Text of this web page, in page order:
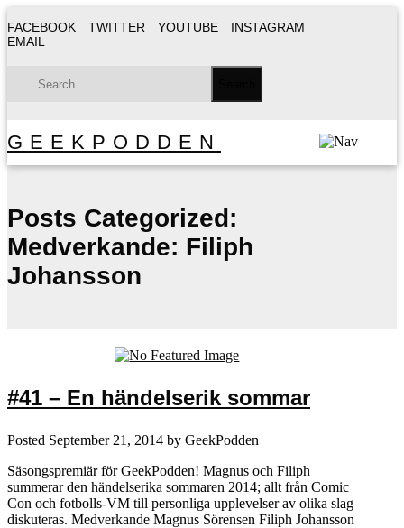
FACEBOOK TWITTER YOUTUBE
INSTAGRAM
EMAIL
GEEKPODDEN
Posts Categorized:
Medverkande: Filiph
Johansson
#41 – En händelserik sommar
Posted September 21, 2014 by GeekPodden
Säsongspremiär för GeekPodden! Magnus och Filiph
summerar den händelserika sommaren 2014; allt från Comic
Con och fotbolls-VM till personliga upplevelser av olika slag
diskuteras. Medverkande Magnus Sörensen Filiph Johansson